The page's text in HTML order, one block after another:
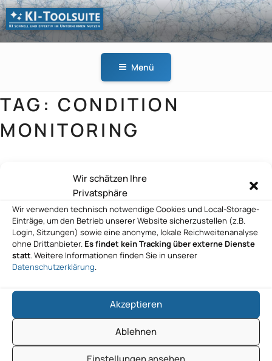
Wir schätzen Ihre
Privatsphäre
Wir verwenden technisch notwendige Cookies und Local-Storage-
Einträge, um den Betrieb unserer Website sicherzustellen (z.B.
Login, Sitzungen) sowie eine anonyme, lokale Reichweitenanalyse
ohne Drittanbieter. Es findet kein Tracking über externe Dienste
statt. Weitere Informationen finden Sie in unserer
Datenschutzerklärung.
Akzeptieren
Ablehnen
Zum
Inhalt
springen
KI-
Menü
TAG: CONDITION
MONITORING
Device Insight GmbH
ZHAW Zürcher Hochschule für
Angewandte Wissenschaften